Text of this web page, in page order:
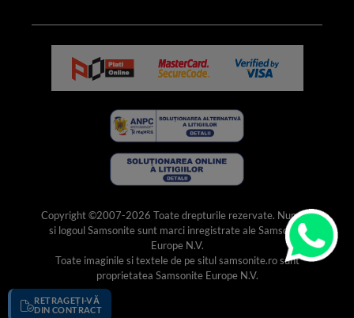
Copyright ©2007-2026 Toate drepturile rezervate. Numele
si logoul Samsonite sunt marci inregistrate ale Samsonite
Europe N.V.
Toate imaginile si textele de pe situl samsonite.ro sunt
proprietatea Samsonite Europe N.V.
RETRAGEȚI-VĂ
DIN CONTRACT